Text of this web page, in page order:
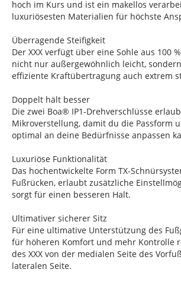
hoch im Kurs und ist ein makellos
luxuriösesten Materialien für höchste
Überragende Steifigkeit
Der XXX verfügt über eine Sohle aus 100
nicht nur außergewöhnlich leicht,
effiziente Kraftübertragung auch extrem
Doppelt hält besser
Die zwei Boa® IP1-Drehverschlüsse
Mikroverstellung, damit du die Passform
optimal an deine Bedürfnisse anpassen
Luxuriöse Funktionalität
Das hochentwickelte Form TX-
Fußrücken, erlaubt zusätzliche
sorgt für einen besseren Halt.
Ultimativer sicherer Sitz
Für eine ultimative Unterstützung des
für höheren Komfort und mehr Kontrolle
des XXX von der medialen Seite des
lateralen Seite.